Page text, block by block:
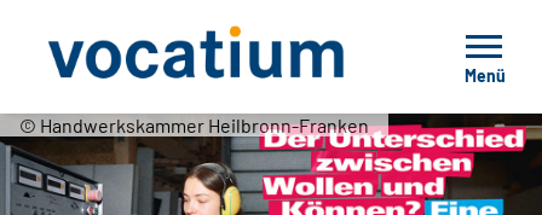
Menü
© Handwerkskammer Heilbronn-Franken